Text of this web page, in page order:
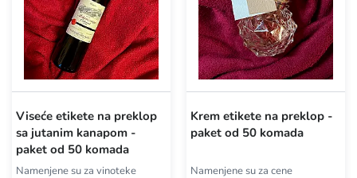
Viseće etikete na preklop
sa jutanim kanapom -
paket od 50 komada
Namenjene su za vinoteke
Krem etikete na preklop -
paket od 50 komada
Namenjene su za cene